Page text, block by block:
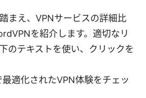
まえ、VPNサービスの詳細比
を紹介します。適切なリ
のテキストを使い、クリックを
適化されたVPN体験をチェッ